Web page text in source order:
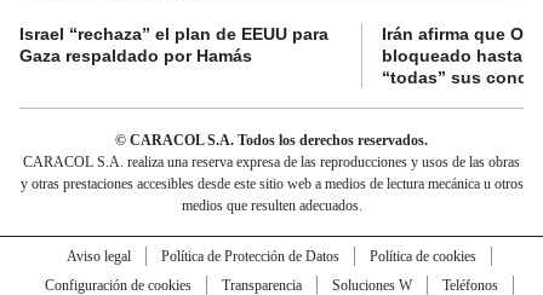
Israel “rechaza” el plan de EEUU para
Gaza respaldado por Hamás
Irán afirma que
bloqueado hasta
“todas” sus
© CARACOL S.A. Todos los derechos reservados.
CARACOL S.A. realiza una reserva expresa de las reproducciones y usos de las obras
y otras prestaciones accesibles desde este sitio web a medios de lectura mecánica u otros
medios que resulten adecuados.
Aviso legal Política de Protección de Datos
Política de cookies
Configuración de cookies
Transparencia Soluciones W
Teléfonos